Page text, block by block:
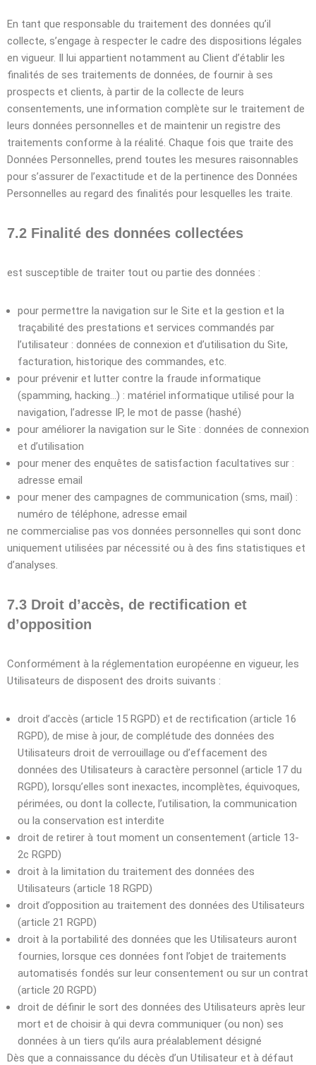
En tant que responsable du traitement des données qu’il
collecte, s’engage à respecter le cadre des dispositions légales
en vigueur. Il lui appartient notamment au Client d’établir les
finalités de ses traitements de données, de fournir à ses
prospects et clients, à partir de la collecte de leurs
consentements, une information complète sur le traitement de
leurs données personnelles et de maintenir un registre des
traitements conforme à la réalité. Chaque fois que traite des
Données Personnelles, prend toutes les mesures raisonnables
pour s’assurer de l’exactitude et de la pertinence des Données
Personnelles au regard des finalités pour lesquelles les traite.
7.2 Finalité des données collectées
est susceptible de traiter tout ou partie des données :
pour permettre la navigation sur le Site et la gestion et la
traçabilité des prestations et services commandés par
l’utilisateur : données de connexion et d’utilisation du Site,
facturation, historique des commandes, etc.
pour prévenir et lutter contre la fraude informatique
(spamming, hacking…) : matériel informatique utilisé pour la
navigation, l’adresse IP, le mot de passe (hashé)
pour améliorer la navigation sur le Site : données de connexion
et d’utilisation
pour mener des enquêtes de satisfaction facultatives sur :
adresse email
pour mener des campagnes de communication (sms, mail) :
numéro de téléphone, adresse email
ne commercialise pas vos données personnelles qui sont donc
uniquement utilisées par nécessité ou à des fins statistiques et
d’analyses.
7.3 Droit d’accès, de rectification et
d’opposition
Conformément à la réglementation européenne en vigueur, les
Utilisateurs de disposent des droits suivants :
droit d’accès (article 15 RGPD) et de rectification (article 16
RGPD), de mise à jour, de complétude des données des
Utilisateurs droit de verrouillage ou d’effacement des
données des Utilisateurs à caractère personnel (article 17 du
RGPD), lorsqu’elles sont inexactes, incomplètes, équivoques,
périmées, ou dont la collecte, l’utilisation, la communication
ou la conservation est interdite
droit de retirer à tout moment un consentement (article 13-
2c RGPD)
droit à la limitation du traitement des données des
Utilisateurs (article 18 RGPD)
droit d’opposition au traitement des données des Utilisateurs
(article 21 RGPD)
droit à la portabilité des données que les Utilisateurs auront
fournies, lorsque ces données font l’objet de traitements
automatisés fondés sur leur consentement ou sur un contrat
(article 20 RGPD)
droit de définir le sort des données des Utilisateurs après leur
mort et de choisir à qui devra communiquer (ou non) ses
données à un tiers qu’ils aura préalablement désigné
Dès que a connaissance du décès d’un Utilisateur et à défaut